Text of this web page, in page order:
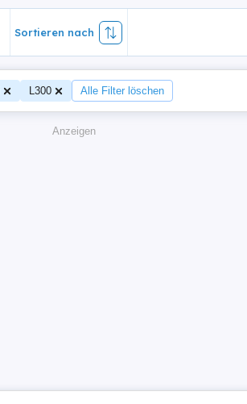
Sortieren nach
L300 Alle Filter löschen
Anzeigen